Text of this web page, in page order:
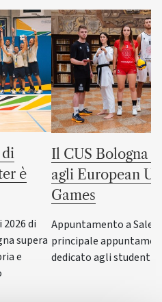
di
è
di
supera
e
Il CUS Bologna
agli European
Games
Appuntamento a
principale
dedicato agli